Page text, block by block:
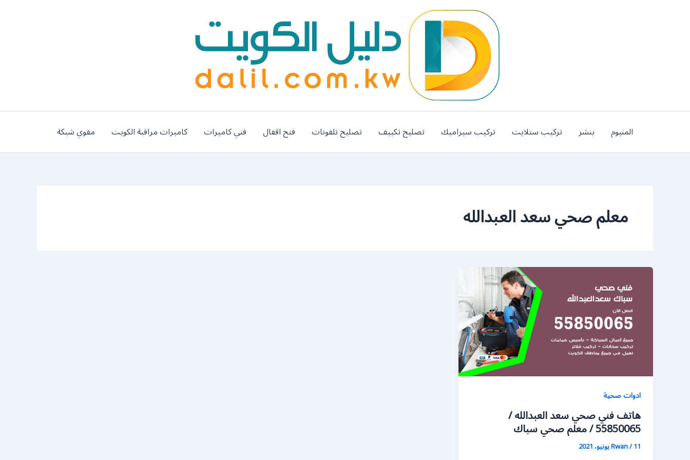
المنيوم بنشر تركيب ستلايت تركيب سيراميك تصليح تكييف تصليح تلفونات فتح اقفال فني كاميرات كاميرات مراقبة الكويت مقوي شبكة
معلم صحي سعد العبدالله
ادوات صحية
هاتف فني صحي سعد العبدالله /
55850065 / معلم صحي سباك
Rwan/11 يونيو، 2021